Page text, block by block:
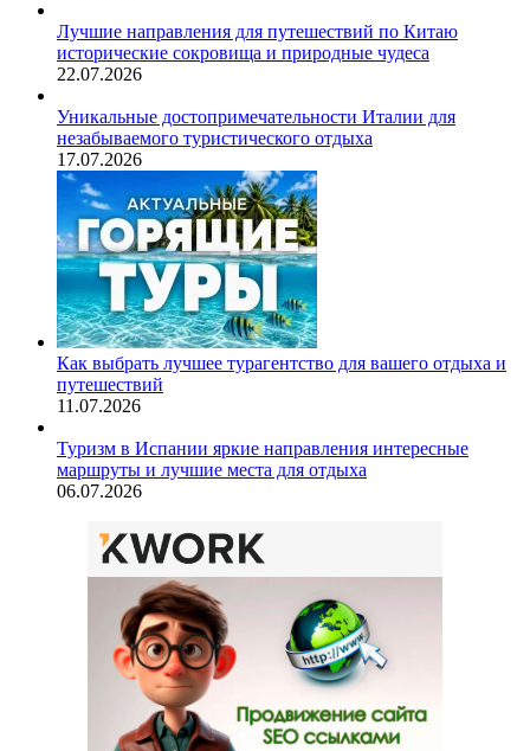
Лучшие направления для путешествий по Китаю
исторические сокровища и природные чудеса
22.07.2026
Уникальные достопримечательности Италии для
незабываемого туристического отдыха
17.07.2026
Как выбрать лучшее турагентство для вашего отдыха и
путешествий
11.07.2026
Туризм в Испании яркие направления интересные
маршруты и лучшие места для отдыха
06.07.2026